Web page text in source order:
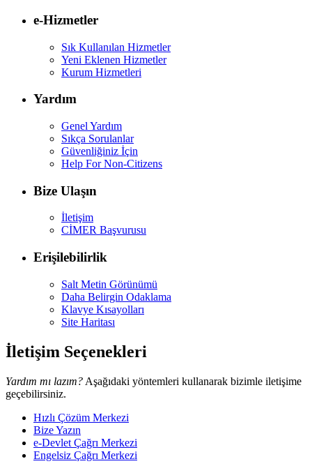
e-Hizmetler
Sık Kullanılan Hizmetler
Yeni Eklenen Hizmetler
Kurum Hizmetleri
Yardım
Genel Yardım
Sıkça Sorulanlar
Güvenliğiniz İçin
Help For Non-Citizens
Bize Ulaşın
İletişim
CİMER Başvurusu
Erişilebilirlik
Salt Metin Görünümü
Daha Belirgin Odaklama
Klavye Kısayolları
Site Haritası
İletişim Seçenekleri
Yardım mı lazım? Aşağıdaki yöntemleri kullanarak bizimle iletişime
geçebilirsiniz.
Hızlı Çözüm Merkezi
Bize Yazın
e-Devlet Çağrı Merkezi
Engelsiz Çağrı Merkezi